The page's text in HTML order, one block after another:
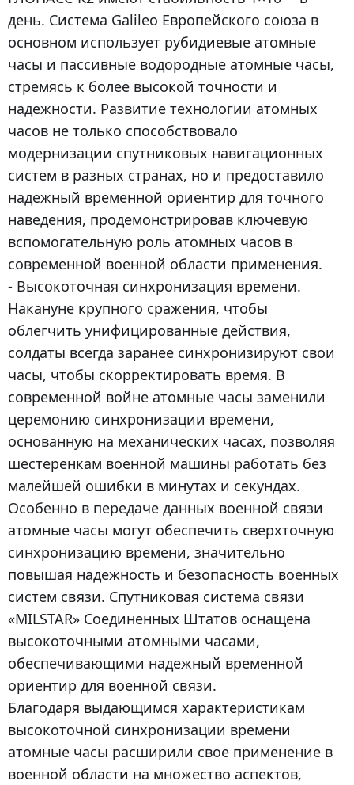
день. Система Galileo Европейского союза в
основном использует рубидиевые атомные
часы и пассивные водородные атомные часы,
стремясь к более высокой точности и
надежности. Развитие технологии атомных
часов не только способствовало
модернизации спутниковых навигационных
систем в разных странах, но и предоставило
надежный временной ориентир для точного
наведения, продемонстрировав ключевую
вспомогательную роль атомных часов в
современной военной области применения.
- Высокоточная синхронизация времени.
Накануне крупного сражения, чтобы
облегчить унифицированные действия,
солдаты всегда заранее синхронизируют свои
часы, чтобы скорректировать время. В
современной войне атомные часы заменили
церемонию синхронизации времени,
основанную на механических часах, позволяя
шестеренкам военной машины работать без
малейшей ошибки в минутах и секундах.
Особенно в передаче данных военной связи
атомные часы могут обеспечить сверхточную
синхронизацию времени, значительно
повышая надежность и безопасность военных
систем связи. Спутниковая система связи
«MILSTAR» Соединенных Штатов оснащена
высокоточными атомными часами,
обеспечивающими надежный временной
ориентир для военной связи.
Благодаря выдающимся характеристикам
высокоточной синхронизации времени
атомные часы расширили свое применение в
военной области на множество аспектов,